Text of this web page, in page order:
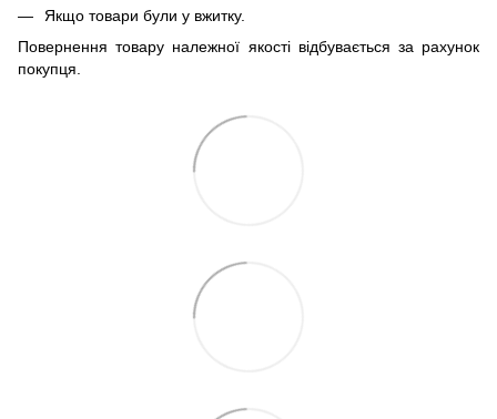
Якщо товари були у вжитку.
Повернення товару належної якості відбувається за рахунок
покупця.